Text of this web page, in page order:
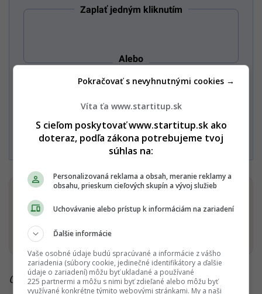
Zaplať jedným kliknutím
Alebo
Zaplatiť kartou
Súhlasím sPodmienkami ochrany súkromia, Podmienkami
používania
,Všeobecnými obchodnými podmienkamia
Podmienkami TrustPay.
Čítaj viac z kategórie:Robíme to inak
Víta ťa www.startitup.sk
S cieľom poskytovať www.startitup.sk ako
doteraz, podľa zákona potrebujeme tvoj
súhlas na:
Personalizovaná reklama a obsah, meranie reklamy a
obsahu, prieskum cieľových skupín a vývoj služieb
Uchovávanie alebo prístup k informáciám na zariadení
Ďalšie informácie
Vaše osobné údaje budú spracúvané a informácie z vášho
zariadenia (súbory cookie, jedinečné identifikátory a ďalšie
údaje o zariadení) môžu byť ukladané a používané
225 partnermi a môžu s nimi byť zdieľané alebo môžu byť
využívané konkrétne týmito webovými stránkami. My a naši
Pokračovať s nevyhnutnými cookies →